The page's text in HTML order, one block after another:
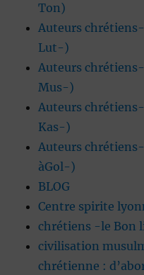
Ton)
Auteurs
Lut-)
Auteurs
Mus-)
Auteurs
Kas-)
Auteurs
àGol-)
BLOG
Centre spirite
chrétiens -le Bon
civilisation
chrétienne :